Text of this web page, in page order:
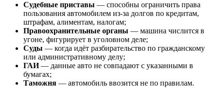
Судебные приставы — способны ограничить права
пользования автомобилем из-за долгов по кредитам,
штрафам, алиментам, налогам;
Правоохранительные органы — машина числится в
угоне, фигурирует в уголовном деле;
Суды — когда идёт разбирательство по гражданскому
или административному делу;
ГАИ— данные авто не совпадают с указанными в
бумагах;
Таможня — автомобиль ввозится не по правилам.